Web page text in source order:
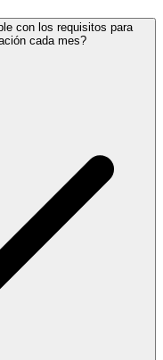
con los requisitos para
cada mes?